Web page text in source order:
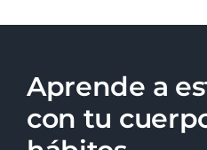
Aprende a
con tu